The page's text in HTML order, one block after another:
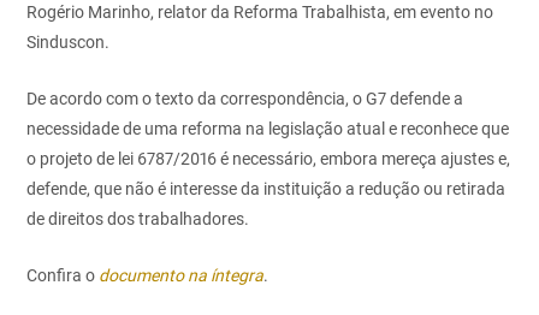
Rogério Marinho, relator da Reforma Trabalhista, em evento no
Sinduscon.
De acordo com o texto da correspondência, o G7 defende a
necessidade de uma reforma na legislação atual e reconhece que
o projeto de lei 6787/2016 é necessário, embora mereça ajustes e,
defende, que não é interesse da instituição a redução ou retirada
de direitos dos trabalhadores.
Confira o documento na íntegra.